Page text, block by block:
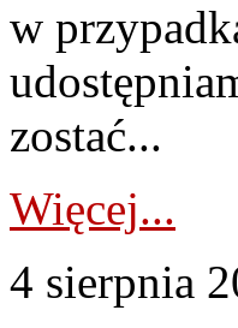
w
zostać...
Więcej...
4 sierpnia